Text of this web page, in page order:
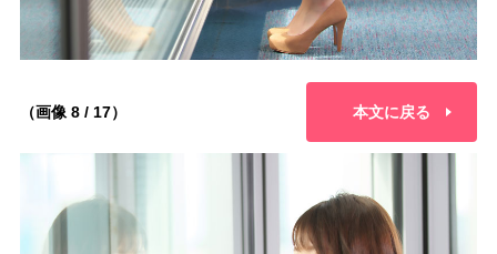
（画像 8 / 17） 本文に戻る